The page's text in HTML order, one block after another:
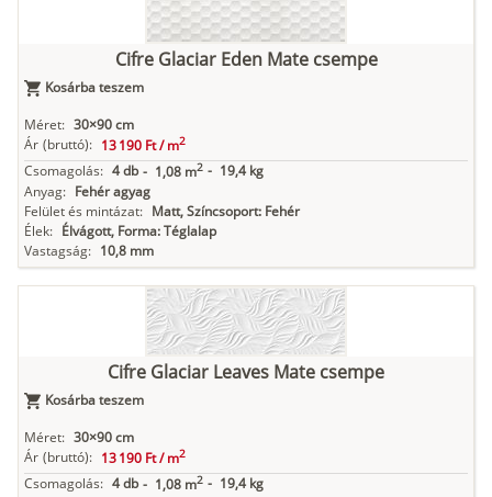
Cifre Glaciar Eden Mate csempe
Kosárba teszem
Méret: 30×90 cm
Ár (bruttó): 13 190 Ft /m2
Csomagolás: 4 db - 1,08 m2 - 19,4 kg
Anyag: Fehér agyag
Felület és mintázat: Matt, Színcsoport: Fehér
Élek: Élvágott, Forma: Téglalap
Vastagság: 10,8 mm
Cifre Glaciar Leaves Mate csempe
Kosárba teszem
Méret: 30×90 cm
Ár (bruttó): 13 190 Ft /m2
Csomagolás: 4 db - 1,08 m2 - 19,4 kg